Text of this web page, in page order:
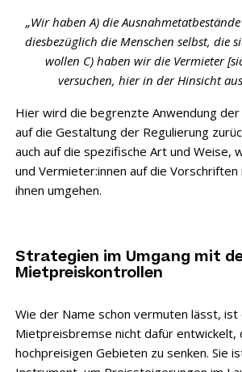
„Wir haben A) die
diesbezüglich die Menschen selbst, die
wollen C) haben wir die Vermieter
versuchen, hier in der Hinsicht
Hier wird die begrenzte Anwendung
auf die Gestaltung der Regulierung
auch auf die spezifische Art und Weise,
und Vermieter:innen auf die
ihnen umgehen.
Strategien im Umgang mit
Mietpreiskontrollen
Wie der Name schon vermuten lässt, ist
Mietpreisbremse nicht dafür entwickelt,
hochpreisigen Gebieten zu senken. Sie